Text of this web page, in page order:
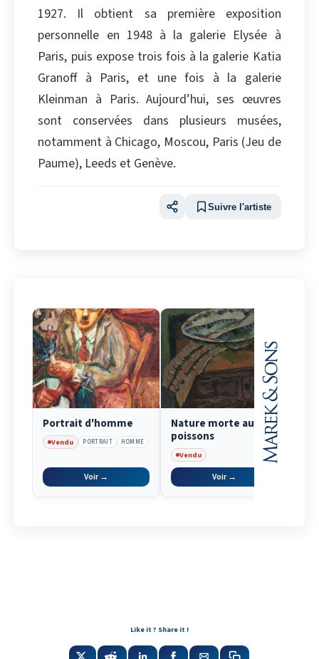
1927. Il obtient sa première exposition
personnelle en 1948 à la galerie Elysée à
Paris, puis expose trois fois à la galerie Katia
Granoff à Paris, et une fois à la galerie
Kleinman à Paris. Aujourd’hui, ses œuvres
sont conservées dans plusieurs musées,
notamment à Chicago, Moscou, Paris (Jeu de
Paume), Leeds et Genève.
Suivre l'artiste
Portrait d'homme
Vendu PORTRAIT HOMME
Voir →
Nature morte aux
poissons
Vendu
Voir →
Like it ? Share it !